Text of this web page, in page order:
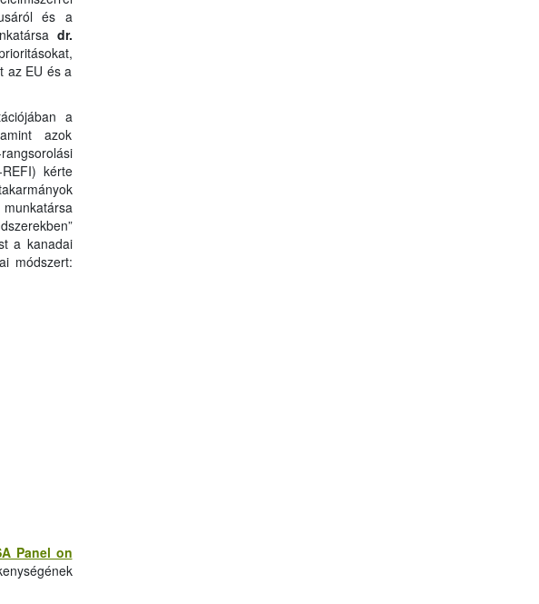
és a
dr.
az EU és a
a
azok
REFI) kérte
a kanadai
módszert:
Panel on